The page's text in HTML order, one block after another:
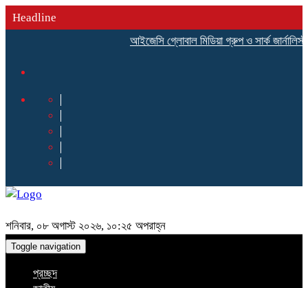
Headline
আইজেসি গ্লোবাল মিডিয়া গ্রুপ ও সার্ক জার্নালিস্ট
শনিবার, ০৮ অগাস্ট ২০২৬, ১০:২৫ অপরাহ্ন
Toggle navigation
প্রচ্ছদ